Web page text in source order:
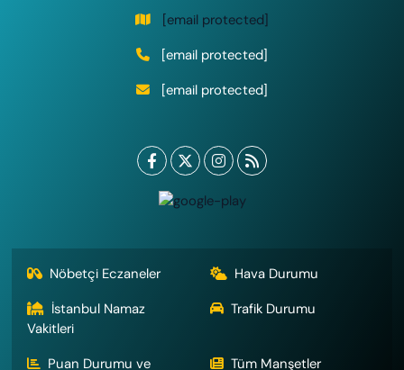
[email protected]
[email protected]
[email protected]
Nöbetçi Eczaneler
Hava Durumu
İstanbul Namaz
Vakitleri
Trafik Durumu
Puan Durumu ve Tüm Manşetler